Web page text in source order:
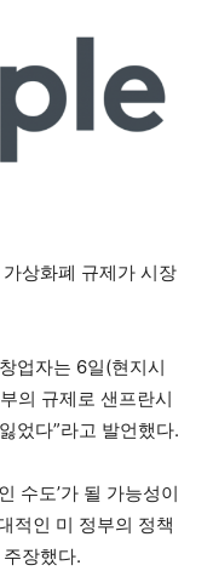
상화폐 규제가 시장
업자는 6일(현지시
의 규제로 샌프란시
었다”라고 발언했다.
수도’가 될 가능성이
적인 미 정부의 정책
장했다.